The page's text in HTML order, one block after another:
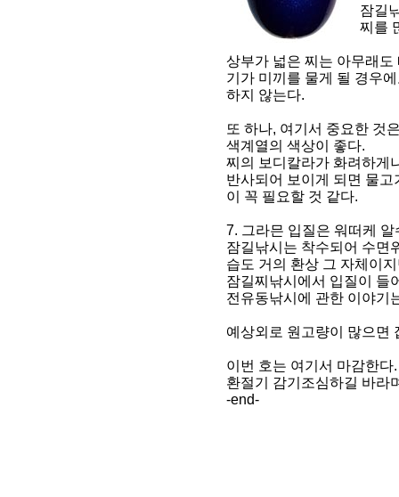
잠길
찌를
상부가 넓은 찌는 아무래
기가 미끼를 물게 될 경우
하지 않는다.
또 하나, 여기서 중요한 것
색계열의 색상이 좋다.
찌의 보디칼라가 화려하게
반사되어 보이게 되면 물
이 꼭 필요할 것 같다.
7. 그라믄 입질은 워떠케
잠길낚시는 착수되어 수면
습도 거의 환상 그 자체이
잠길찌낚시에서 입질이 들
전유동낚시에 관한 이야기
예상외로 원고량이 많으면
이번 호는 여기서 마감한다.
환절기 감기조심하길 바라
-end-